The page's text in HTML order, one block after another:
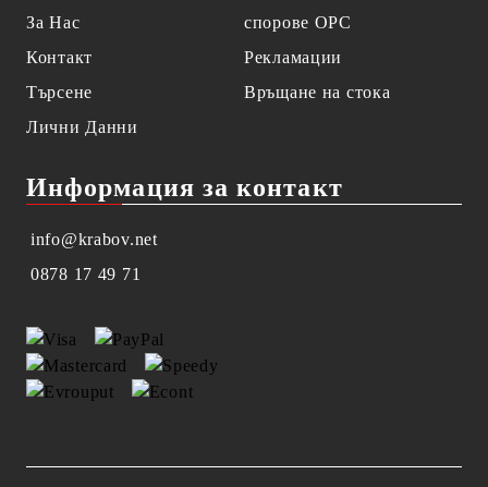
За Нас
Контакт
Търсене
Лични Данни
спорове OPC
Рекламации
Връщане на стока
Информация за контакт
info@krabov.net
0878 17 49 71